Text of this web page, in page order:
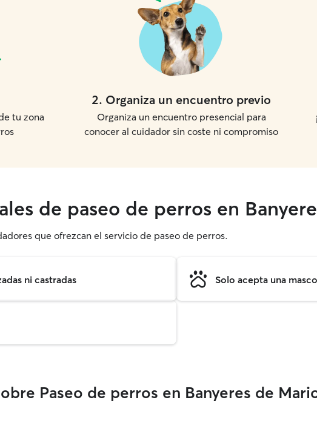
tu zona
2. Organiza un encuentro previo
Organiza un encuentro presencial para
conocer al cuidador sin coste ni compromiso
de paseo de perros en
que ofrezcan el servicio de paseo de perros.
ni castradas Solo acepta una
Paseo de perros en Banyeres de